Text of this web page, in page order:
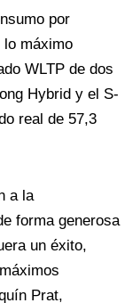
por
lo máximo
WLTP de dos
Hybrid y el S-
real de 57,3
a la
forma generosa
un éxito,
Prat,